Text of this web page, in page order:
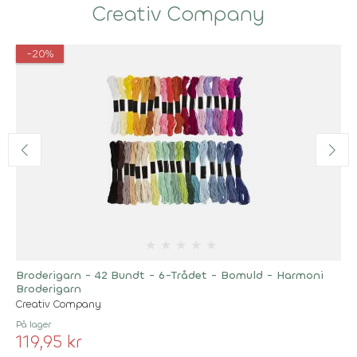
Creativ Company
-20%
Broderigarn - 42 Bundt - 6-Trådet - Bomuld - Harmoni
Broderigarn
Creativ Company
På lager
119,95 kr